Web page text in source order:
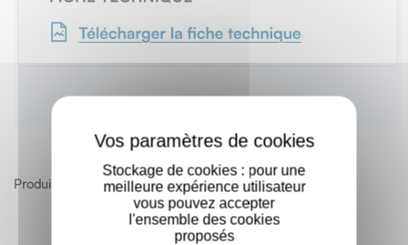
Produits apparentés
Stockage de cookies : pour une
meilleure expérience utilisateur
vous pouvez accepter
l'ensemble des cookies
proposés